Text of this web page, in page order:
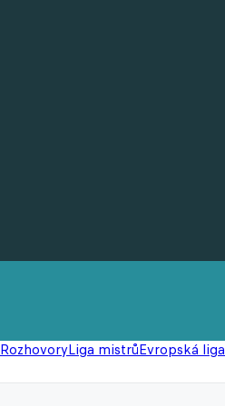
RozhovoryLiga mistrůEvropská liga